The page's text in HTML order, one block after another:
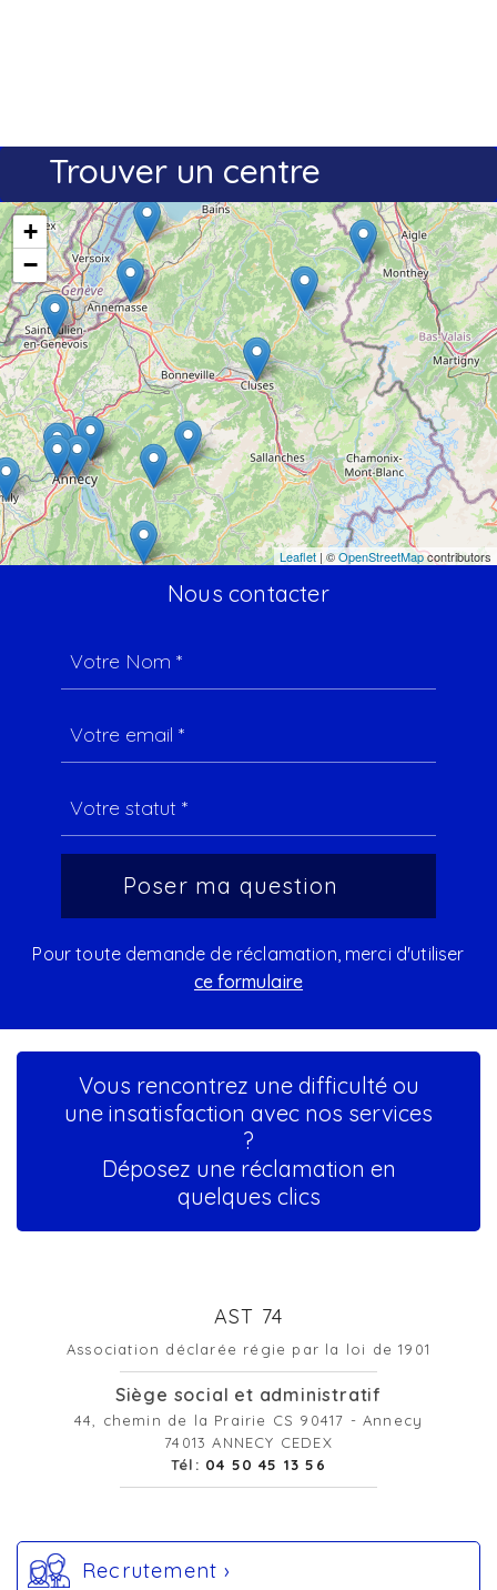
Trouver un centre
+
−
Leaflet | ©OpenStreetMapcontributors
Nous contacter
Pour toute demande de réclamation, merci d'utiliser
ce formulaire
Vous rencontrez une difficulté ou
une insatisfaction avec nos services
?
Déposez une réclamation en
quelques clics
AST 74
Association déclarée régie par la loi de 1901
Siège social et administratif
44, chemin de la Prairie CS 90417 - Annecy
74013 ANNECY CEDEX
Tél: 04 50 45 13 56
Recrutement ›